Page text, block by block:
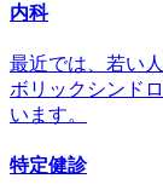
内科
最近では、若い
ボリックシンド
います。
特定健診